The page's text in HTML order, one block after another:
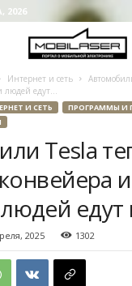
2026
Интернет и сеть
людей едут...
И СЕТЬ
ПРОГРАММЫ И
Tesla
едут
2025 1302